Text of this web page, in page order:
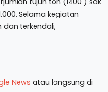
tujuh ton (1400 ) sak
Selama kegiatan
dan terkendali,
News atau langsung di